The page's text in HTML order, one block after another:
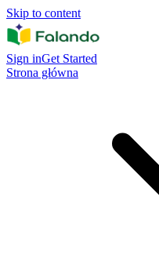
Skip to content
Sign inGet Started
Strona główna